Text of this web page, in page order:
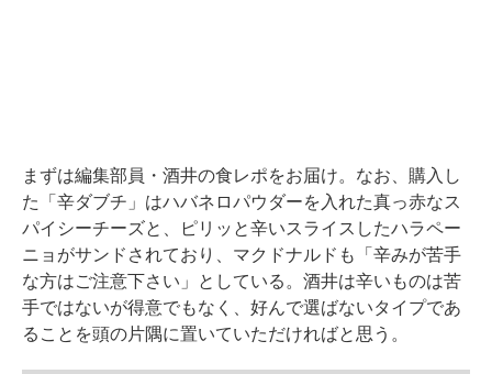
まずは編集部員・酒井の食レポをお届け。なお、購入し
た「辛ダブチ」はハバネロパウダーを入れた真っ赤なス
パイシーチーズと、ピリッと辛いスライスしたハラペー
ニョがサンドされており、マクドナルドも「辛みが苦手
な方はご注意下さい」としている。酒井は辛いものは苦
手ではないが得意でもなく、好んで選ばないタイプであ
ることを頭の片隅に置いていただければと思う。